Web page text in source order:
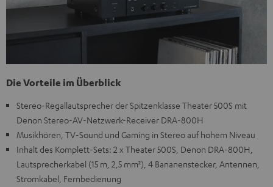
Die Vorteile im Überblick
Stereo-Regallautsprecher der Spitzenklasse Theater 500S mit
Denon Stereo-AV-Netzwerk-Receiver DRA-800H
Musikhören, TV-Sound und Gaming in Stereo auf hohem Niveau
Inhalt des Komplett-Sets: 2 x Theater 500S, Denon DRA-800H,
Lautsprecherkabel (15 m, 2,5 mm²), 4 Bananenstecker, Antennen,
Stromkabel, Fernbedienung